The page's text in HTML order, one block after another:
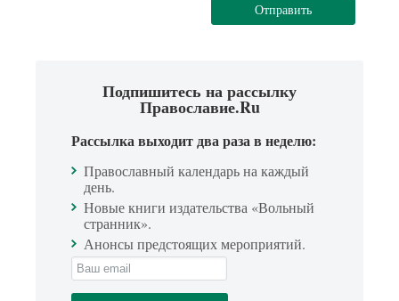
Отправить
Подпишитесь на рассылку
Православие.Ru
Рассылка выходит два раза в неделю:
Православный календарь на каждый
день.
Новые книги издательства «Вольный
странник».
Анонсы предстоящих мероприятий.